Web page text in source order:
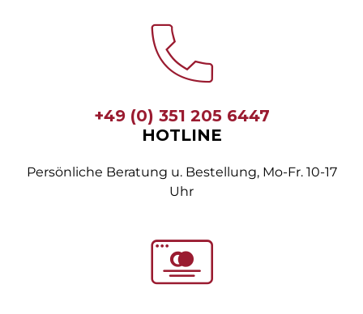
+49 (0) 351 205 6447
HOTLINE
Persönliche Beratung u. Bestellung, Mo-Fr. 10-17
Uhr